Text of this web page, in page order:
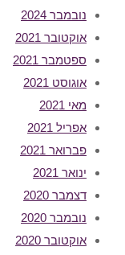
נובמבר 2024
אוקטובר 2021
ספטמבר 2021
אוגוסט 2021
מאי 2021
אפריל 2021
פברואר 2021
ינואר 2021
דצמבר 2020
נובמבר 2020
אוקטובר 2020